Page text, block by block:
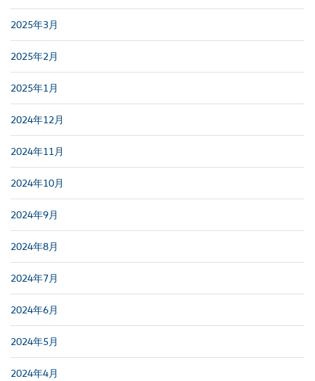
2025年3月
2025年2月
2025年1月
2024年12月
2024年11月
2024年10月
2024年9月
2024年8月
2024年7月
2024年6月
2024年5月
2024年4月